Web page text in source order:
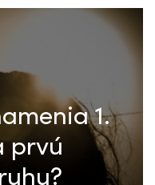
1.
prvú